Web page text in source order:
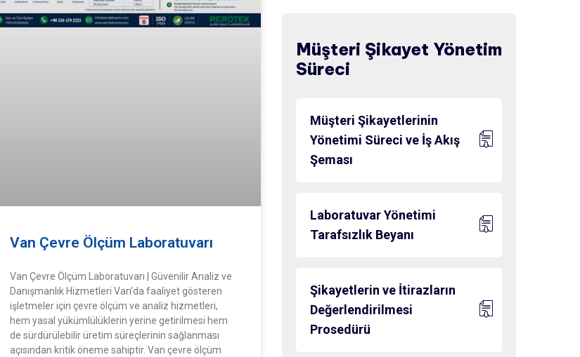
Van Çevre Ölçüm Laboratuvarı
Van Çevre Ölçüm Laboratuvarı | Güvenilir Analiz ve
Danışmanlık Hizmetleri Van’da faaliyet gösteren
işletmeler için çevre ölçüm ve analiz hizmetleri,
hem yasal yükümlülüklerin yerine getirilmesi hem
de sürdürülebilir üretim süreçlerinin sağlanması
açısından kritik öneme sahiptir. Van çevre ölçüm
Müşteri Şikayet Yönetim
Süreci
Müşteri Şikayetlerinin
Yönetimi Süreci ve İş Akış
Şeması
Laboratuvar Yönetimi
Tarafsızlık Beyanı
Şikayetlerin ve İtirazların
Değerlendirilmesi
Prosedürü